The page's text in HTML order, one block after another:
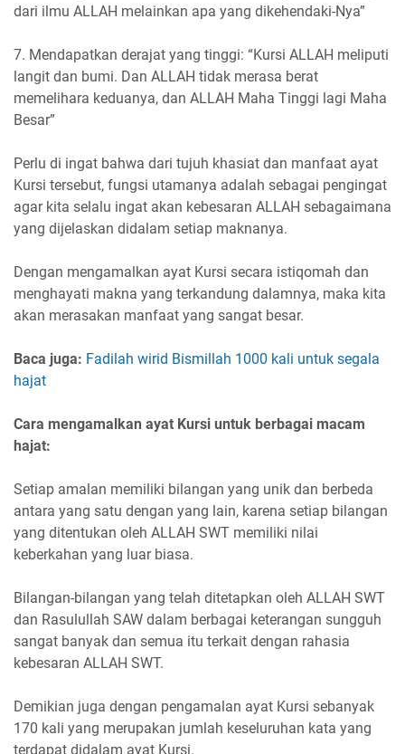
dari ilmu ALLAH melainkan apa yang dikehendaki-Nya”
7. Mendapatkan derajat yang tinggi: “Kursi ALLAH meliputi
langit dan bumi. Dan ALLAH tidak merasa berat
memelihara keduanya, dan ALLAH Maha Tinggi lagi Maha
Besar”
Perlu di ingat bahwa dari tujuh khasiat dan manfaat ayat
Kursi tersebut, fungsi utamanya adalah sebagai pengingat
agar kita selalu ingat akan kebesaran ALLAH sebagaimana
yang dijelaskan didalam setiap maknanya.
Dengan mengamalkan ayat Kursi secara istiqomah dan
menghayati makna yang terkandung dalamnya, maka kita
akan merasakan manfaat yang sangat besar.
Baca juga: Fadilah wirid Bismillah 1000 kali untuk segala
hajat
Cara mengamalkan ayat Kursi untuk berbagai macam
hajat:
Setiap amalan memiliki bilangan yang unik dan berbeda
antara yang satu dengan yang lain, karena setiap bilangan
yang ditentukan oleh ALLAH SWT memiliki nilai
keberkahan yang luar biasa.
Bilangan-bilangan yang telah ditetapkan oleh ALLAH SWT
dan Rasulullah SAW dalam berbagai keterangan sungguh
sangat banyak dan semua itu terkait dengan rahasia
kebesaran ALLAH SWT.
Demikian juga dengan pengamalan ayat Kursi sebanyak
170 kali yang merupakan jumlah keseluruhan kata yang
terdapat didalam ayat Kursi.